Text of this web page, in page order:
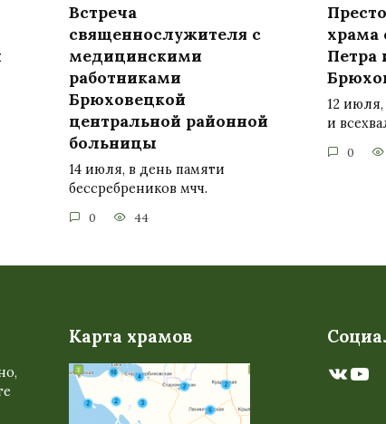
Встреча
священнослужителя с
медицинскими
работниками
Брюховецкой
центральной районной
больницы
14 июля, в день памяти
бессребреников мчч.
0 44
храма
Петра
12
и
0
Карта храмов